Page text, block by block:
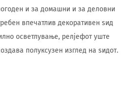
и за домашни и за деловни
впечатлив декоративен ѕид
осветлување, релјефот уште
полуксузен изглед на ѕидот.